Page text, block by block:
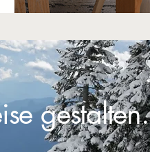
gestalten.